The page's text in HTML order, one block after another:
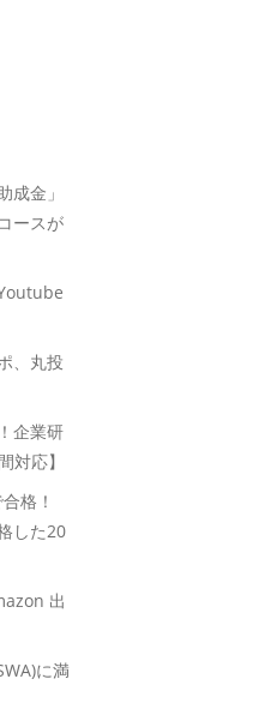
成金」
ースが
、丸投
企業研
対応】
格！
した20
出
に満